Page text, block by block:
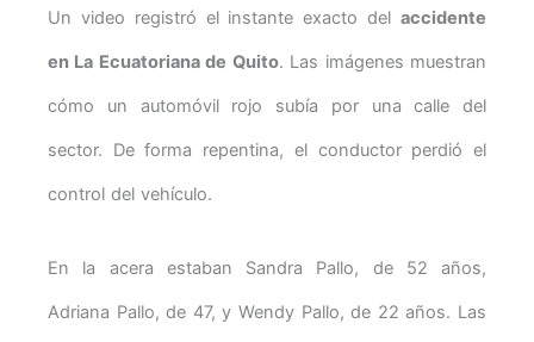
Un video registró el instante exacto del accidente
en La Ecuatoriana de Quito. Las imágenes muestran
cómo un automóvil rojo subía por una calle del
sector. De forma repentina, el conductor perdió el
control del vehículo.
En la acera estaban Sandra Pallo, de 52 años,
Adriana Pallo, de 47, y Wendy Pallo, de 22 años. Las